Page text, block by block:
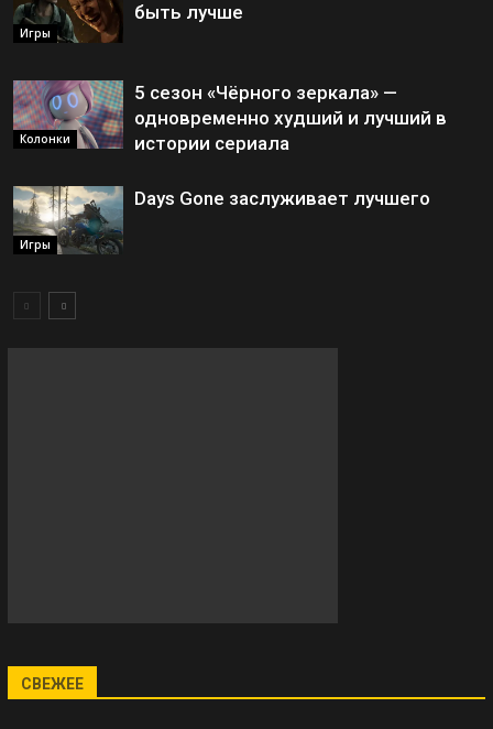
Игры
быть лучше
Колонки
5 сезон «Чёрного зеркала» —
одновременно худший и лучший в
истории сериала
Игры
Days Gone заслуживает лучшего
СВЕЖЕЕ